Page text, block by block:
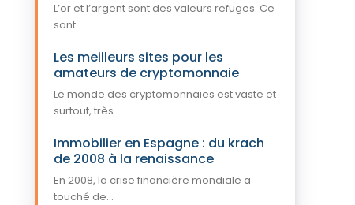
L’or et l’argent sont des valeurs refuges. Ce
sont...
Les meilleurs sites pour les
amateurs de cryptomonnaie
Le monde des cryptomonnaies est vaste et
surtout, très...
Immobilier en Espagne : du krach
de 2008 à la renaissance
En 2008, la crise financière mondiale a
touché de...